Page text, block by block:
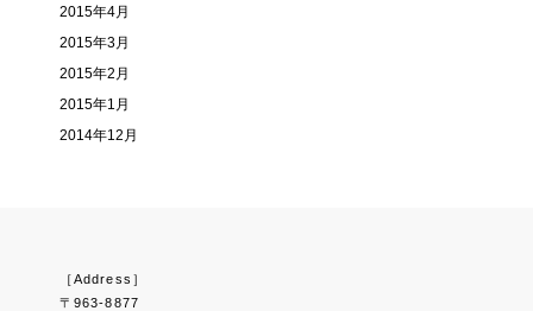
2015年4月
2015年3月
2015年2月
2015年1月
2014年12月
［Address］
〒963-8877